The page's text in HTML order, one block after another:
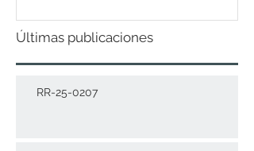
Últimas publicaciones
RR-25-0207